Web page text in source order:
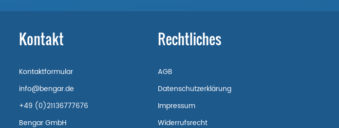
Kontakt
Kontaktformular
info@bengar.de
+49 (0)21136777676
Bengar GmbH
Rechtliches
AGB
Datenschutzerklärung
Impressum
Widerrufsrecht